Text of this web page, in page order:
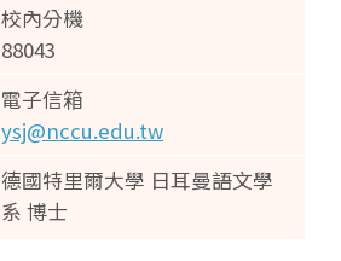
校內分機
88043
電子信箱
ysj@nccu.edu.tw
德國特里爾大學 日耳曼語文學
系 博士